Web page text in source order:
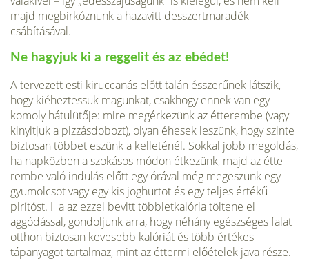
majd megbirkóznunk a ha­zavitt desszertmaradék
csábításával.
Ne hagyjuk ki a reggelit és az ebédet!
A tervezett esti kiruccanás előtt talán ésszerűnek látszik,
hogy kiéheztessük magunkat, csakhogy en­nek van egy
komoly hátulütője: mire megérkezünk az étterembe (vagy
kinyitjuk a pizzásdobozt), olyan éhesek leszünk, hogy szinte
biztosan többet eszünk a kelleténél. Sokkal jobb megoldás,
ha nap­közben a szokásos módon étkezünk, majd az étte­
rembe való indulás előtt egy órával még meg­eszünk egy
gyümölcsöt vagy egy kis joghurtot és egy teljes értékű
pirítóst. Ha az ezzel bevitt több­letkalória töltene el
aggódással, gondoljunk arra, hogy néhány egészséges falat
otthon biztosan ke­vesebb kalóriát és több értékes
tápanyagot tartal­maz, mint az éttermi előételek java része.